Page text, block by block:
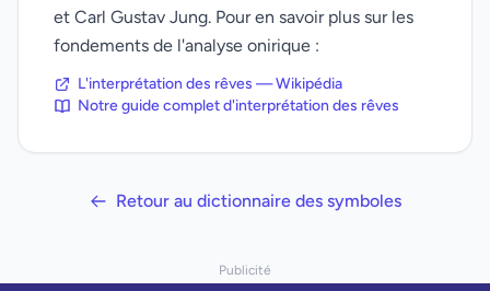
et Carl Gustav Jung. Pour en savoir plus sur les
fondements de l'analyse onirique :
L'interprétation des rêves — Wikipédia
Notre guide complet d'interprétation des rêves
Retour au dictionnaire des symboles
Publicité